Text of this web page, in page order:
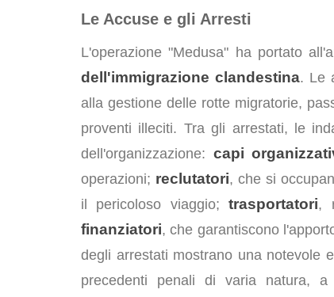
Le Accuse e gli Arresti
L'operazione "Medusa" ha portato
dell'immigrazione clandestina. Le
alla gestione delle rotte migratorie,
proventi illeciti. Tra gli arrestati, le
dell'organizzazione: capi
operazioni; reclutatori, che si
il pericoloso viaggio;trasportatori,
finanziatori, che garantiscono
degli arrestati mostrano una notevole
precedenti penali di varia natura, a